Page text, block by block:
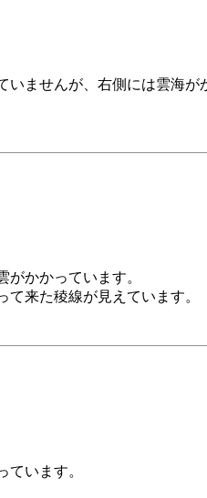
いませんが、右側には雲海
かかっています。
来た稜線が見えています。
ています。